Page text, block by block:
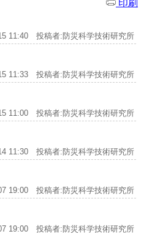
印刷
11:40 投稿者:防災科学技術研究所
11:33 投稿者:防災科学技術研究所
11:00 投稿者:防災科学技術研究所
11:30 投稿者:防災科学技術研究所
19:00 投稿者:防災科学技術研究所
19:00 投稿者:防災科学技術研究所